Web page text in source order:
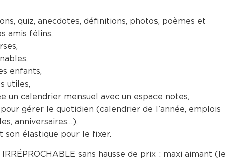
quiz, anecdotes, définitions, photos, poèmes et
amis félins,
enfants,
utiles,
un calendrier mensuel avec un espace notes,
gérer le quotidien (calendrier de l’année, emplois
anniversaires…),
son élastique pour le fixer.
sans hausse de prix : maxi aimant (le